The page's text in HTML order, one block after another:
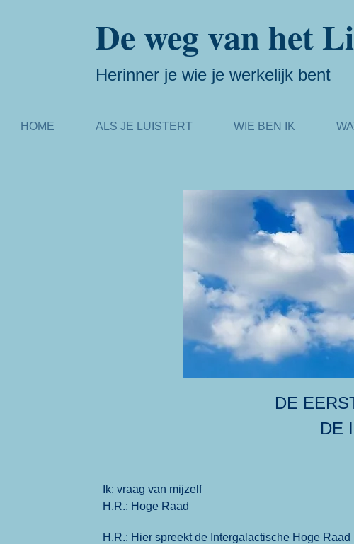
De weg van het
Herinner je wie je werkelijk bent
HOME ALS JE LUISTERT WIE BEN IK
DE
DE
Ik: vraag van mijzelf
H.R.: Hoge Raad
H.R.: Hier spreekt de Intergalactische Hoge Raad